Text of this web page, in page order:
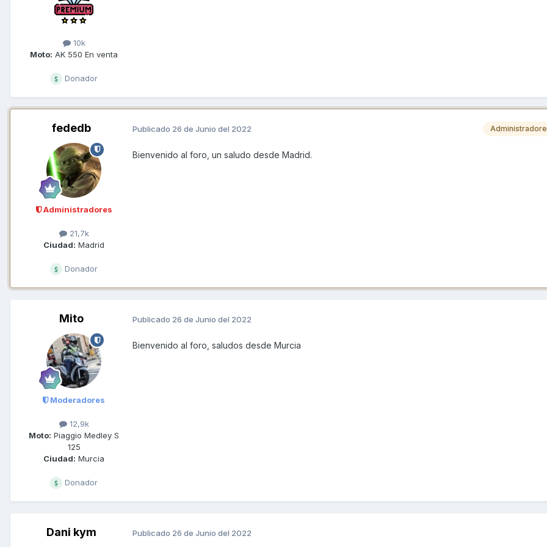
10k
Moto: AK 550 En venta
Donador
fededb
Administradores
21,7k
Ciudad: Madrid
Donador
Publicado 26 de Junio del 2022
Bienvenido al foro, un saludo desde Madrid.
Mito
Moderadores
12,9k
Moto: Piaggio Medley S
125
Ciudad: Murcia
Donador
Publicado 26 de Junio del 2022
Bienvenido al foro, saludos desde Murcia
Dani kym Publicado 26 de Junio del 2022